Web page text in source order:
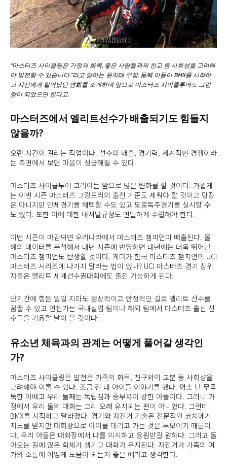
“마스터즈 사이클링은 가정의 화목, 좋은 사람들과의 친교 등 사회성을 고려해
야 발전할 수 있습니다.”라고 말하는 윤희태 부장. 둘째 아들이 BMX를 시작하
고 자신에게 일어났던 변화를 소개하며 앞으로 마스터즈 사이클투어도 그런
장이 되었으면 한다고.
마스터즈에서 엘리트선수가 배출되기도 힘들지
않을까?
오랜 시간이 걸리는 작업이다. 선수의 배출, 경기력, 세계적인 경쟁이라
는 측면에서 보면 마음이 성급해질 수 있다.
마스터즈 사이클투어 코리아는 앞으로 많은 변화를 할 것이다. 가깝게
는 이번 시즌 마스터즈 그랑프리의 출전 기준도 세워야 할 것이고 당장
은 아니지만 단체경기를 채택할 수도 있고 도로독주경기를 실시할 수
도 있다. 또한 이에 대한 내셔널규정도 면밀하게 수립해야 한다.
이번 시즌이 마감되면 우리나라에서 마스터즈 챔피언이 배출된다. 올
해의 데이터를 분석해서 내년 시즌에 반영하면 내년에는 더욱 뛰어난
마스터즈 챔피언도 탄생할 것이다. 게다가 한국 마스터즈 챔피언이 UCI
마스터즈 시리즈에 나가지 말라는 법이 있나? UCI 마스터즈 경기 상위
자들은 엘리트 세계선수권대회에도 출전 가능하게 된다.
단기간에 힘든 일일 지라도 정상적이고 안정적인 길로 엘리트 선수를
꿈꿀 수 있고 언젠가는 국내실업 팀이나 해외 팀에서 마스터즈 출신 선
수들을 기용할 날이 올 것이다.
유소년 체육과의 관계는 어떻게 풀어갈 생각인
가?
마스터즈 사이클링은 발전은 가족의 화목, 친구와의 교분 등 사회성을
고려해야 이룰 수 있다. 조금 전 내 아이들 이야기를 했다. 평소 난 무뚝
뚝한 아빠고 우리 둘째는 독립심과 승부욕이 강한 아들이다. 그러니 가
정에서 우리 둘의 대화는 그리 오래 유지되는 편이 아니었다. 그런데
BMX를 시작하고 달라졌다. 경기와 자전거 기술은 전문적인 코치에게
지도를 받지만 대회장으로 아이를 데리고 가는 것은 부모이기 때문이
다. 우리 아들은 대회장에서 나를 의지하고 응원받길 원하다. 그리고 돌
아오는 길에 많은 화제가 생기고 대화가 유지된다. 자전거가 가족의 여
가와 소통에 어떻게 도움이 되는지 좋은 예라고 생각한다.